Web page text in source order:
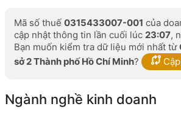
Mã số thuế 0315433007-001 của
cập nhật thông tin lần cuối lúc 23:07,
Bạn muốn kiểm tra dữ liệu mới nhất từ
sở 2 Thành phố Hồ Chí Minh?
Ngành nghề kinh doanh